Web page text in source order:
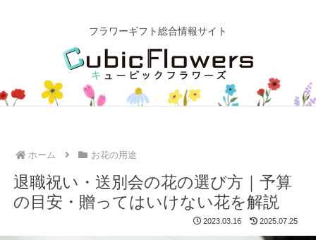
フラワーギフト総合情報サイト
ホーム お花の用途
退職祝い・送別会の花の選び方｜予算
の目安・贈ってはいけない花を解説
2023.03.16 2025.07.25